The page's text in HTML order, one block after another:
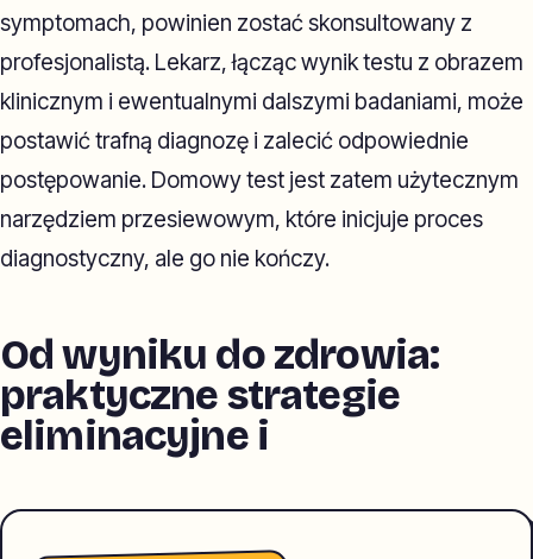
symptomach, powinien zostać skonsultowany z
profesjonalistą. Lekarz, łącząc wynik testu z obrazem
klinicznym i ewentualnymi dalszymi badaniami, może
postawić trafną diagnozę i zalecić odpowiednie
postępowanie. Domowy test jest zatem użytecznym
narzędziem przesiewowym, które inicjuje proces
diagnostyczny, ale go nie kończy.
Od wyniku do zdrowia:
praktyczne strategie
eliminacyjne i